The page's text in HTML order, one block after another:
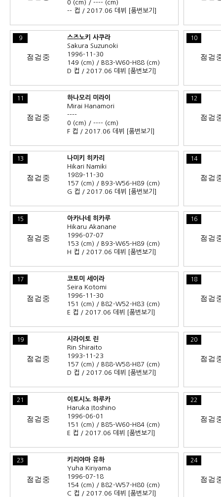
0 (cm) / ---- (cm)
-- 컵 / 2017.06 데뷔
[품번보기]
9
스즈노키 사쿠라
Sakura Suzunoki
1996-11-30
149 (cm) / B83-W60-H88 (cm)
D 컵 / 2017.06 데뷔
[품번보기]
10
11
하나모리 미라이
Mirai Hanamori
----
0 (cm) / ---- (cm)
F 컵 / 2017.06 데뷔
[품번보기]
12
13
나미키 히카리
Hikari Namiki
1989-11-30
157 (cm) / B93-W56-H89 (cm)
G 컵 / 2017.06 데뷔
[품번보기]
14
15
아카나네 히카루
Hikaru Akanane
1996-07-07
153 (cm) / B93-W65-H89 (cm)
H 컵 / 2017.06 데뷔
[품번보기]
16
17
코토미 세이라
Seira Kotomi
1996-11-30
151 (cm) / B82-W52-H83 (cm)
E 컵 / 2017.06 데뷔
[품번보기]
18
19
시라이토 린
Rin Shiraito
1993-11-23
157 (cm) / B88-W58-H87 (cm)
D 컵 / 2017.06 데뷔
[품번보기]
20
21
이토시노 하루카
Haruka Itoshino
1996-06-01
151 (cm) / B85-W60-H84 (cm)
E 컵 / 2017.06 데뷔
[품번보기]
22
23
키리야마 유하
Yuha Kiriyama
1996-07-18
154 (cm) / B82-W57-H80 (cm)
C 컵 / 2017.06 데뷔
[품번보기]
24